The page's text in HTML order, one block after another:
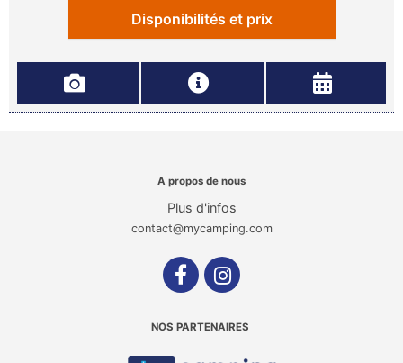
Disponibilités et prix
A propos de nous
Plus d'infos
contact@mycamping.com
NOS PARTENAIRES